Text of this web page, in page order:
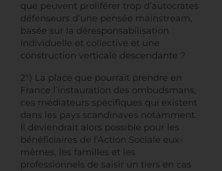
que peuvent proliférer trop d’autocrates
défenseurs d’une pensée mainstream,
basée sur la déresponsabilisation
individuelle et collective et une
construction verticale descendante ?
2°) La place que pourrait prendre en
France l’instauration des ombudsmans,
ces médiateurs spécifiques qui existent
dans les pays scandinaves notamment.
Il deviendrait alors possible pour les
bénéficiaires de l’Action Sociale eux-
mêmes, les familles et les
professionnels de saisir un tiers en cas